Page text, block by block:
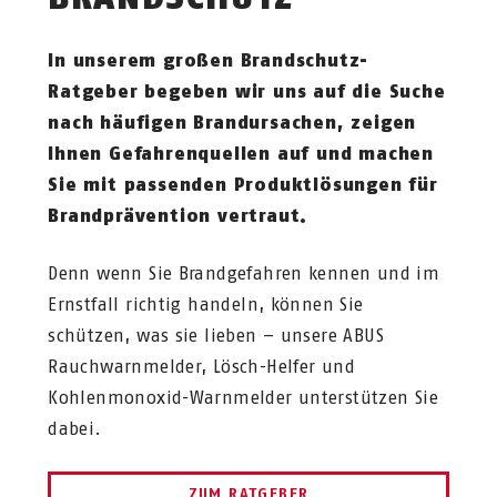
In unserem großen Brandschutz-
Ratgeber begeben wir uns auf die Suche
nach häufigen Brandursachen, zeigen
Ihnen Gefahrenquellen auf und machen
Sie mit passenden Produktlösungen für
Brandprävention vertraut.
Denn wenn Sie Brandgefahren kennen und im
Ernstfall richtig handeln, können Sie
schützen, was sie lieben – unsere ABUS
Rauchwarnmelder, Lösch-Helfer und
Kohlenmonoxid-Warnmelder unterstützen Sie
dabei.